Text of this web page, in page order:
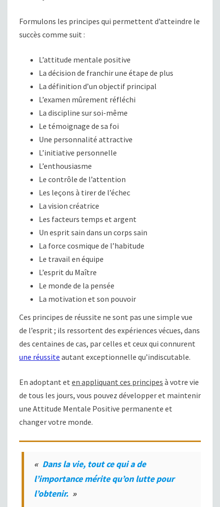
Formulons les principes qui permettent d’atteindre le
succès comme suit :
L’attitude mentale positive
La décision de franchir une étape de plus
La définition d’un objectif principal
L’examen mûrement réfléchi
La discipline sur soi-même
Le témoignage de sa foi
Une personnalité attractive
L’initiative personnelle
L’enthousiasme
Le contrôle de l’attention
Les leçons à tirer de l’échec
La vision créatrice
Les facteurs temps et argent
Un esprit sain dans un corps sain
La force cosmique de l’habitude
Le travail en équipe
L’esprit du Maître
Le monde de la pensée
La motivation et son pouvoir
Ces principes de réussite ne sont pas une simple vue
de l’esprit ; ils ressortent des expériences vécues, dans
des centaines de cas, par celles et ceux qui connurent
une réussite autant exceptionnelle qu’indiscutable.
En adoptant et en appliquant ces principes à votre vie
de tous les jours, vous pouvez développer et maintenir
une Attitude Mentale Positive permanente et
changer votre monde.
« Dans la vie, tout ce qui a de
l’importance mérite qu’on lutte pour
l’obtenir. »